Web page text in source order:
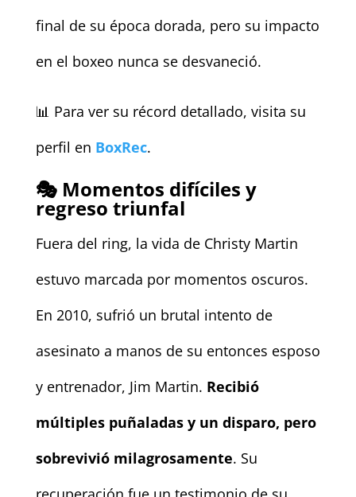
final de su época dorada, pero su impacto
en el boxeo nunca se desvaneció.
📊 Para ver su récord detallado, visita su
perfil en BoxRec.
🎭 Momentos difíciles y
regreso triunfal
Fuera del ring, la vida de Christy Martin
estuvo marcada por momentos oscuros.
En 2010, sufrió un brutal intento de
asesinato a manos de su entonces esposo
y entrenador, Jim Martin. Recibió
múltiples puñaladas y un disparo, pero
sobrevivió milagrosamente. Su